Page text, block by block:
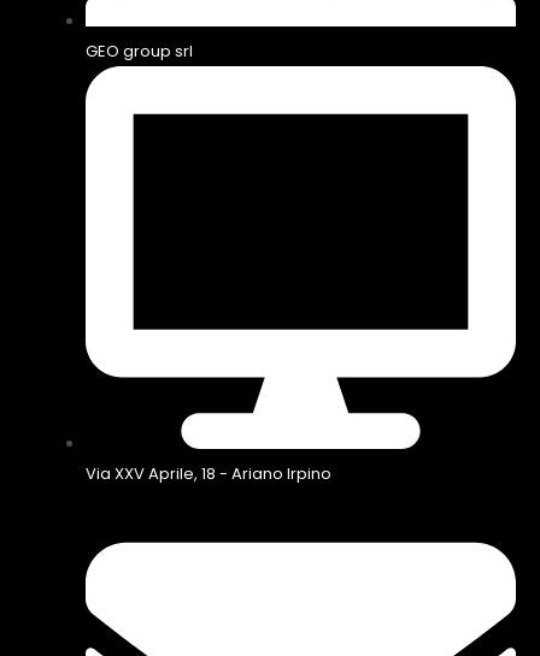
GEO group srl
Via XXV Aprile, 18 - Ariano Irpino